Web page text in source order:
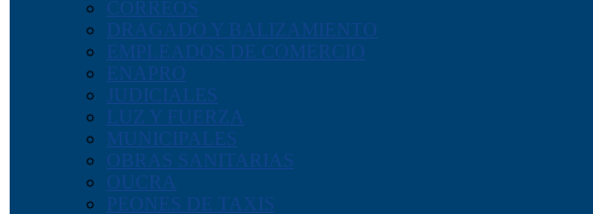
CORREOS
DRAGADO Y BALIZAMIENTO
EMPLEADOS DE COMERCIO
ENAPRO
JUDICIALES
LUZ Y FUERZA
MUNICIPALES
OBRAS SANITARIAS
OUCRA
PEONES DE TAXIS